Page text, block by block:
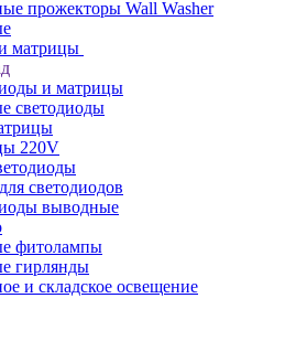
прожекторы Wall Washer
матрицы
и матрицы
светодиоды
220V
светодиодов
выводные
фитолампы
гирлянды
и складское освещение